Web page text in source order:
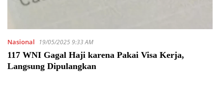
Nasional 19/05/2025 9:33 AM
117 WNI Gagal Haji karena Pakai Visa Kerja,
Langsung Dipulangkan